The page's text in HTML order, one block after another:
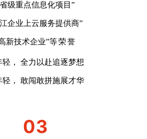
级重点信息化项目”
企业上云服务提供商”
新技术企业”等荣誉
轻， 全力以赴追逐梦想
轻， 敢闯敢拼施展才华
03